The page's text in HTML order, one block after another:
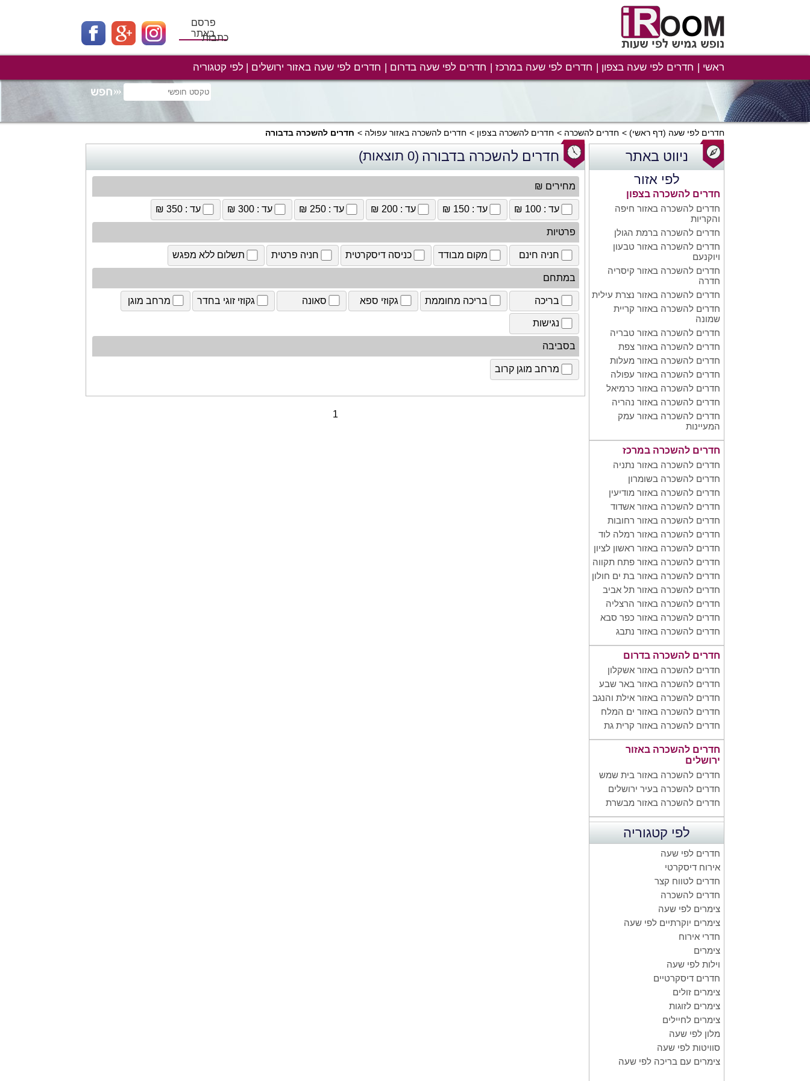
פרסם
באתרכתבות
ראשי חדרים לפי שעה בצפון חדרים לפי שעה במרכז חדרים לפי שעה בדרום חדרים לפי שעה באזור ירושלים לפי קטגוריה
חדרים לפי שעה (דף ראשי) חדרים להשכרה חדרים להשכרה בצפון חדרים להשכרה באזור עפולה חדרים להשכרה בדבורה
ניווט באתר
לפי אזור
חדרים להשכרה בצפון
חדרים להשכרה באזור חיפה
והקריות
חדרים להשכרה ברמת הגולן
חדרים להשכרה באזור טבעון
ויוקנעם
חדרים להשכרה באזור קיסריה
חדרה
חדרים להשכרה באזור נצרת עילית
חדרים להשכרה באזור קריית
שמונה
חדרים להשכרה באזור טבריה
חדרים להשכרה באזור צפת
חדרים להשכרה באזור מעלות
חדרים להשכרה באזור עפולה
חדרים להשכרה באזור כרמיאל
חדרים להשכרה באזור נהריה
חדרים להשכרה באזור עמק
המעיינות
חדרים להשכרה במרכז
חדרים להשכרה באזור נתניה
חדרים להשכרה בשומרון
חדרים להשכרה באזור מודיעין
חדרים להשכרה באזור אשדוד
חדרים להשכרה באזור רחובות
חדרים להשכרה באזור רמלה לוד
חדרים להשכרה באזור ראשון לציון
חדרים להשכרה באזור פתח תקווה
חדרים להשכרה באזור בת ים חולון
חדרים להשכרה באזור תל אביב
חדרים להשכרה באזור הרצליה
חדרים להשכרה באזור כפר סבא
חדרים להשכרה באזור נתבג
חדרים להשכרה בדרום
חדרים להשכרה באזור אשקלון
חדרים להשכרה באזור באר שבע
חדרים להשכרה באזור אילת והנגב
חדרים להשכרה באזור ים המלח
חדרים להשכרה באזור קרית גת
חדרים להשכרה באזור
ירושלים
חדרים להשכרה באזור בית שמש
חדרים להשכרה בעיר ירושלים
חדרים להשכרה באזור מבשרת
לפי קטגוריה
חדרים לפי שעה
אירוח דיסקרטי
חדרים לטווח קצר
חדרים להשכרה
צימרים לפי שעה
צימרים יוקרתיים לפי שעה
חדרי אירוח
צימרים
וילות לפי שעה
חדרים דיסקרטיים
צימרים זולים
צימרים לזוגות
צימרים לחיילים
מלון לפי שעה
סוויטות לפי שעה
צימרים עם בריכה לפי שעה
חדרים להשכרה בדבורה (0 תוצאות)
מחירים ₪
עד : 100 ₪ עד : 150 ₪ עד : 200 ₪ עד : 250 ₪ עד : 300 ₪ עד : 350 ₪
פרטיות
חניה חינם מקום מבודד כניסה דיסקרטית חניה פרטית תשלום ללא מפגש
במתחם
בריכה בריכה מחוממת גקוזי ספא סאונה גקוזי זוגי בחדר מרחב מוגן
נגישות
בסביבה
מרחב מוגן קרוב
1